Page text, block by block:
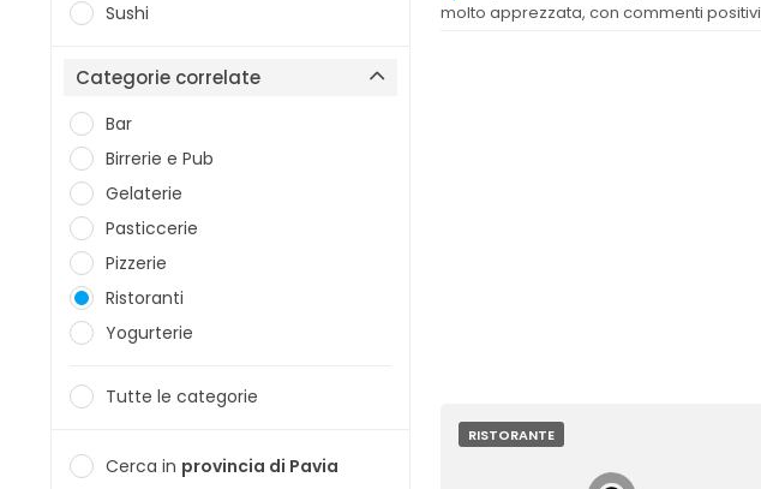
Sushi
Categorie correlate
Bar
Birrerie e Pub
Gelaterie
Pasticcerie
Pizzerie
Ristoranti
Yogurterie
Tutte le categorie
Cerca in provincia di Pavia
molto apprezzata, con commenti positivi
RISTORANTE